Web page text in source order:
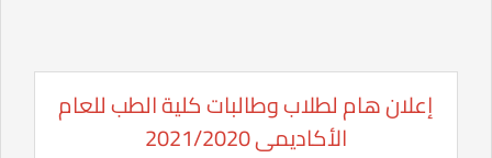
إعلان هام لطلاب وطالبات كلية الطب للعام
الأكاديمى 2021/2020